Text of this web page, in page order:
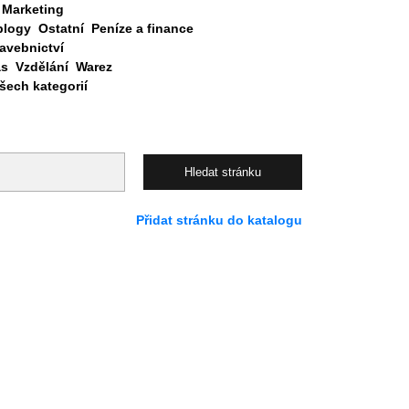
Marketing
Ostatní Peníze a finance
Vzdělání Warez
kategorií
Přidat stránku do katalogu